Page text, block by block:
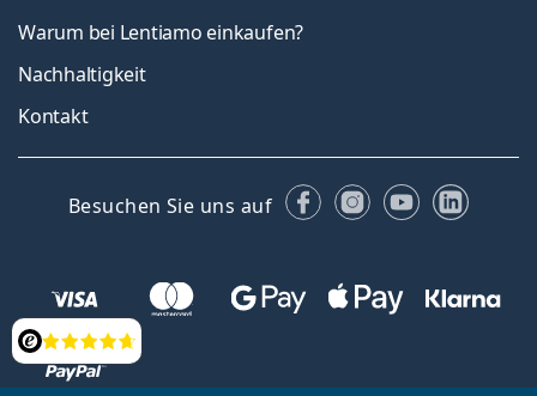
Bewertung
Warum bei Lentiamo einkaufen?
Nachhaltigkeit
Kontakt
Besuchen Sie uns auf FacebookInstagram
YouTube